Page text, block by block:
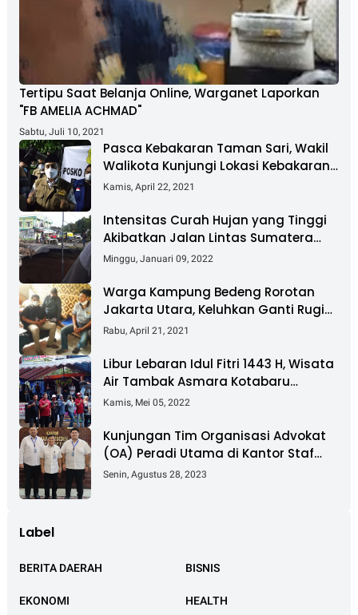
Tertipu Saat Belanja Online, Warganet Laporkan
"FB AMELIA ACHMAD"
Sabtu, Juli 10, 2021
Pasca Kebakaran Taman Sari, Wakil
Walikota Kunjungi Lokasi Kebakaran
Dan Salurkan Bantuan
Kamis, April 22, 2021
Intensitas Curah Hujan yang Tinggi
Akibatkan Jalan Lintas Sumatera
Nyaris Putus
Minggu, Januari 09, 2022
Warga Kampung Bedeng Rorotan
Jakarta Utara, Keluhkan Ganti Rugi
Pembebasan Lahan Tol Cibitung -
Rabu, April 21, 2021
Libur Lebaran Idul Fitri 1443 H, Wisata
Air Tambak Asmara Kotabaru
Dipadati Ribuan Pengunjung
Kamis, Mei 05, 2022
Kunjungan Tim Organisasi Advokat
(OA) Peradi Utama di Kantor Staf
Kepresidenan RI Istana Negara
Senin, Agustus 28, 2023
Label
BERITA DAERAH BISNIS
EKONOMI HEALTH